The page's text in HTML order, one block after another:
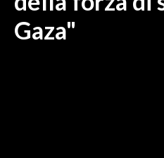
POLITICA
Gaza"